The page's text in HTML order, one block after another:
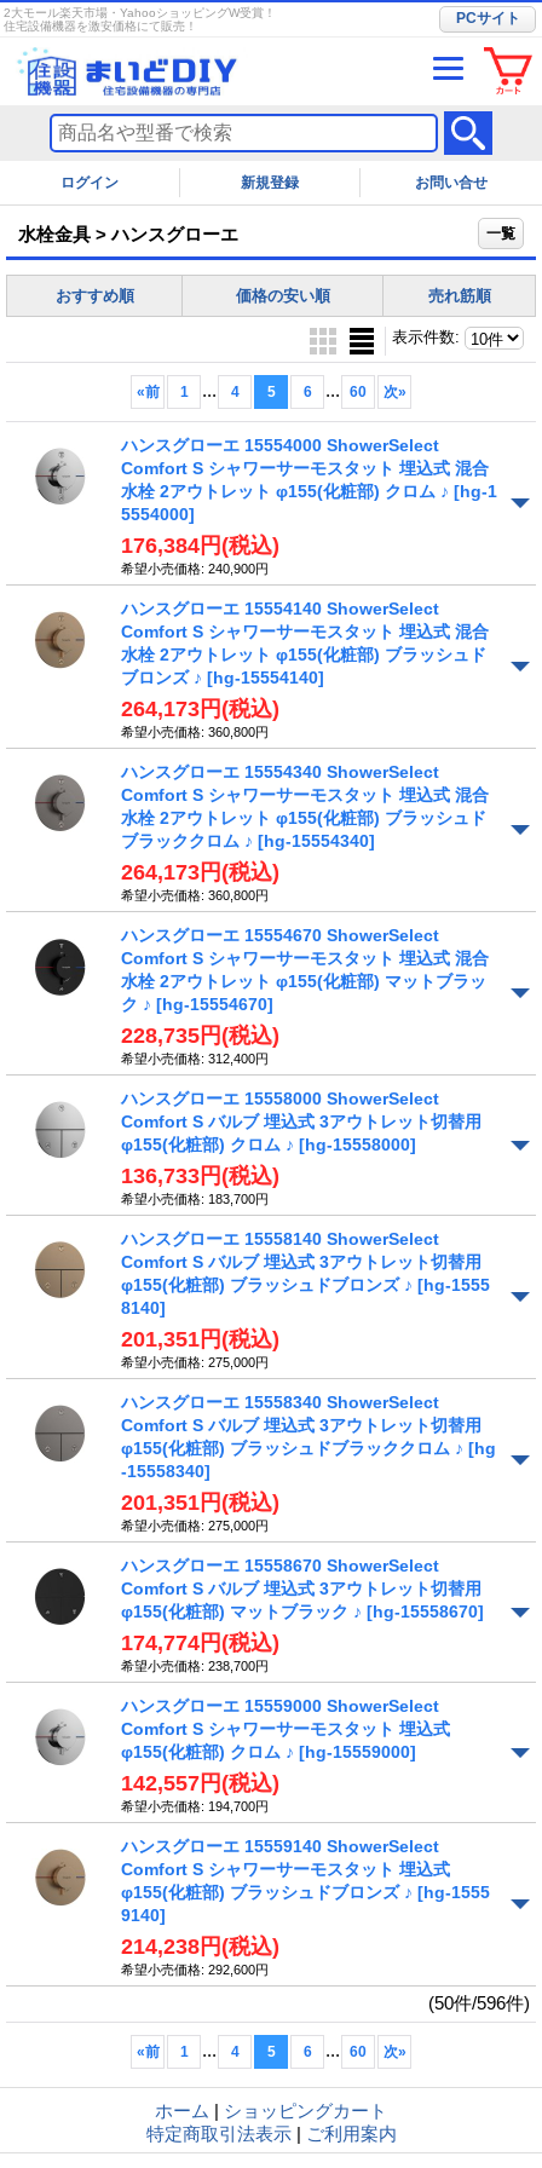
2大モール楽天市場・YahooショッピングW受賞！
住宅設備機器を激安価格にて販売！
PCサイト
ログイン お問い合せ
水栓金具 > ハンスグローエ 一覧
おすすめ順 価格の安い順 売れ筋順
表示件数:
«前 1 ... 4 5 6 ... 60 次»
ハンスグローエ 15554000 ShowerSelect
Comfort S シャワーサーモスタット 埋込式 混合
水栓 2アウトレット φ155(化粧部) クロム ♪ [hg-1
5554000]
176,384円 (税込)
希望小売価格: 240,900円
ハンスグローエ 15554140 ShowerSelect
Comfort S シャワーサーモスタット 埋込式 混合
水栓 2アウトレット φ155(化粧部) ブラッシュド
ブロンズ ♪ [hg-15554140]
264,173円 (税込)
希望小売価格: 360,800円
ハンスグローエ 15554340 ShowerSelect
Comfort S シャワーサーモスタット 埋込式 混合
水栓 2アウトレット φ155(化粧部) ブラッシュド
ブラッククロム ♪ [hg-15554340]
264,173円 (税込)
希望小売価格: 360,800円
ハンスグローエ 15554670 ShowerSelect
Comfort S シャワーサーモスタット 埋込式 混合
水栓 2アウトレット φ155(化粧部) マットブラッ
ク ♪ [hg-15554670]
228,735円 (税込)
希望小売価格: 312,400円
ハンスグローエ 15558000 ShowerSelect
Comfort S バルブ 埋込式 3アウトレット切替用
φ155(化粧部) クロム ♪ [hg-15558000]
136,733円 (税込)
希望小売価格: 183,700円
ハンスグローエ 15558140 ShowerSelect
Comfort S バルブ 埋込式 3アウトレット切替用
φ155(化粧部) ブラッシュドブロンズ ♪ [hg-1555
8140]
201,351円 (税込)
希望小売価格: 275,000円
ハンスグローエ 15558340 ShowerSelect
Comfort S バルブ 埋込式 3アウトレット切替用
φ155(化粧部) ブラッシュドブラッククロム ♪ [hg
-15558340]
201,351円 (税込)
希望小売価格: 275,000円
ハンスグローエ 15558670 ShowerSelect
Comfort S バルブ 埋込式 3アウトレット切替用
φ155(化粧部) マットブラック ♪ [hg-15558670]
174,774円 (税込)
希望小売価格: 238,700円
ハンスグローエ 15559000 ShowerSelect
Comfort S シャワーサーモスタット 埋込式
φ155(化粧部) クロム ♪ [hg-15559000]
142,557円 (税込)
希望小売価格: 194,700円
ハンスグローエ 15559140 ShowerSelect
Comfort S シャワーサーモスタット 埋込式
φ155(化粧部) ブラッシュドブロンズ ♪ [hg-1555
9140]
214,238円 (税込)
希望小売価格: 292,600円
(50件/596件)
«前 1 ... 4 5 6 ... 60 次»
ホーム | ショッピングカート
特定商取引法表示 | ご利用案内